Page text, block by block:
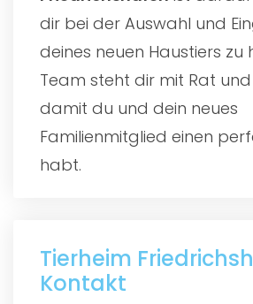
dir bei der Auswahl und
deines neuen Haustiers zu
Team steht dir mit Rat und
damit du und dein neues
Familienmitglied einen
habt.
Tierheim
Kontakt